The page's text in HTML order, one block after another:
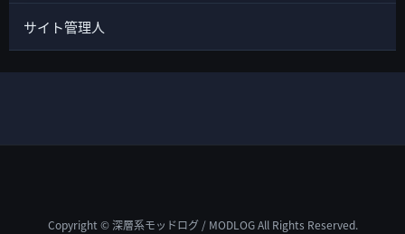
サイト管理人
Copyright © 深層系モッドログ / MODLOG All Rights Reserved.